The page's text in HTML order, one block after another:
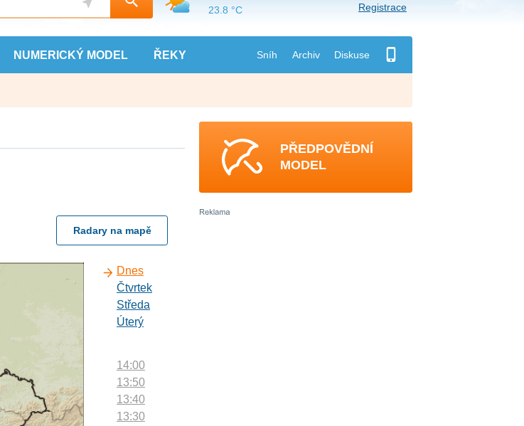
NUMERICKÝ MODEL ŘEKY Sníh Archiv Diskuse
Registrace
23.8 °C
Radary na mapě
Dnes
Čtvrtek
Středa
Úterý
14:00
13:50
13:40
13:30
PŘEDPOVĚDNÍ
MODEL